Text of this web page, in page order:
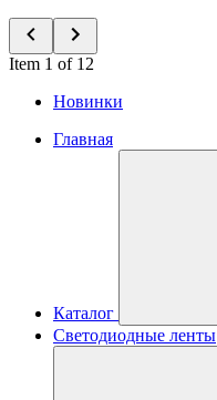
Item 1 of 12
Новинки
Главная
Каталог
Светодиодные ленты